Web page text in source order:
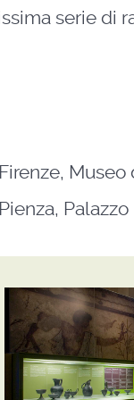
serie di
Firenze,
Pienza,